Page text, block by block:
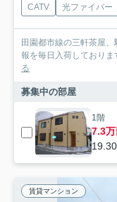
CATV 光ファイバー
田園都市線の三軒茶屋
報を毎日入荷しており
る
募集中の部屋
1階
7.3万
賃貸マンション